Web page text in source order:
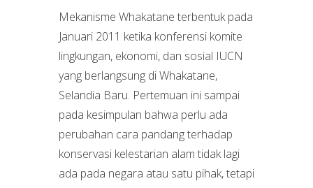
Mekanisme Whakatane terbentuk pada
Januari 2011 ketika konferensi komite
lingkungan, ekonomi, dan sosial IUCN
yang berlangsung di Whakatane,
Selandia Baru. Pertemuan ini sampai
pada kesimpulan bahwa perlu ada
perubahan cara pandang terhadap
konservasi kelestarian alam tidak lagi
ada pada negara atau satu pihak, tetapi